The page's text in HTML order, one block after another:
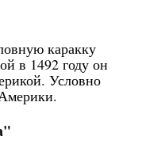
каракку
в 1492 году он
Условно